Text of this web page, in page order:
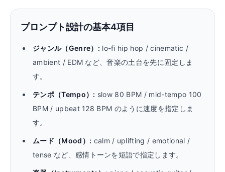
プロンプト設計の基本4項目
ジャンル（Genre） : lo-fi hip hop / cinematic /
ambient / EDM など、音楽の土台を先に固定しま
す。
テンポ（Tempo） : slow 80 BPM / mid-tempo 100
BPM / upbeat 128 BPM のように速度を指定しま
す。
ムード（Mood） : calm / uplifting / emotional /
tense など、感情トーンを短語で指定します。